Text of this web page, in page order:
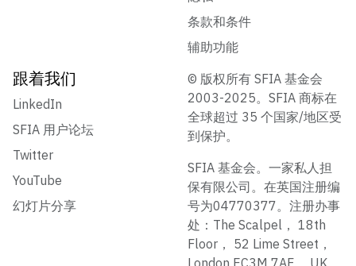
条款和条件
辅助功能
跟着我们
LinkedIn
SFIA 用户论坛
Twitter
YouTube
幻灯片分享
© 版权所有 SFIA 基金会
2003-2025。SFIA 商标在
全球超过 35 个国家/地区受
到保护。
SFIA 基金会。一家私人担
保有限公司。在英国注册编
号为04770377。注册办事
处：The Scalpel， 18th
Floor， 52 Lime Street，